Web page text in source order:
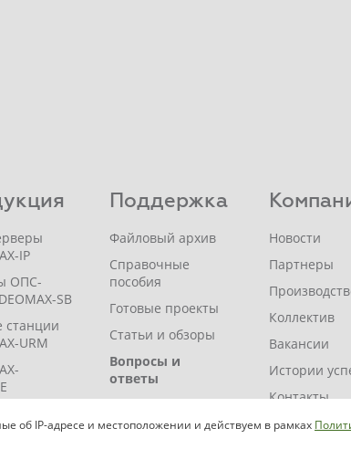
IP
ОПС-
SB
станции
URM
Поддержка
Файловый архив
Справочные
пособия
Готовые проекты
Статьи и обзоры
Вопросы и
ответы
Помощь
проектировщику
Новости
Партнеры
Коллектив
Вакансии
Истории
Контакты
Где купить?
об IP-адресе и местоположении и действуем в рамках